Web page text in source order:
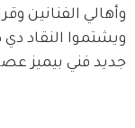
وأهالي الفنانين
ويشتموا النقاد
جديد فني بيميز